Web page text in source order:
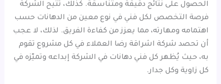
الحصول على نتائج دقيقة ومتناسقة. كذلك، تتيح الشركة
فرصة التخصص لكل فني في نوع معين من الدهانات حسب
اهتمامه ومهارته، مما يعزز من كفاءة الفريق. لذلك، لا عجب
أن تحصد شركة اشراقة رضا العملاء في كل مشروع تقوم
به، حيث يُظهر كل فني دهانات في الشركة إبداعه وتميّزه في
كل زاوية وكل جدار.